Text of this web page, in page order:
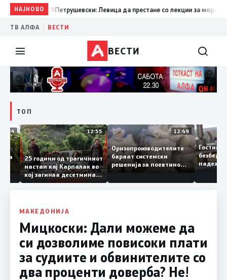
НАЈНОВО
19:09Петрушевски: Левица да престане со лекции за морал и да
ТВ АЛФА ВЕСТИ
ВЕСТИ
ТОП
13:04 12:55
25 години од трагичниот
настан кај Карпалак во
кој загинаа десетмина
македонски бранители
12:49
Оризопроизводителите
бараат системски
решенија за поевтино
производство
МАКЕДОНИЈА
Мицкоски: Дали можеме да
си дозволиме повисоки плати
за судиите и обвинителите со
два проценти доверба? Не!